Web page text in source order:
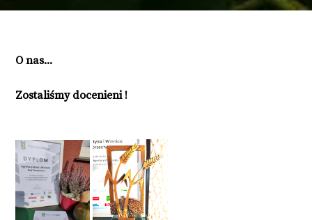
O nas...
Zostaliśmy docenieni !